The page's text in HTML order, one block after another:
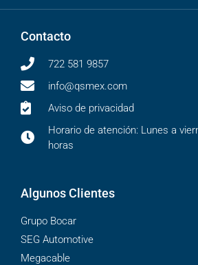
Contacto
722 581 9857
info@qsmex.com
Aviso de privacidad
Horario de atención: Lunes a
horas
Algunos Clientes
Grupo Bocar
SEG Automotive
Megacable